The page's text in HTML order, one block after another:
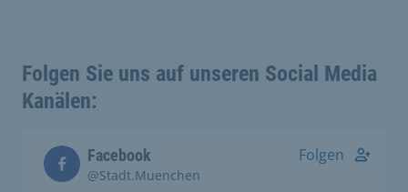
Folgen Sie uns auf unseren Social Media
Kanälen:
Facebook
@Stadt.Muenchen
Folgen